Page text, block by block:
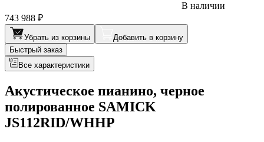
В наличии
743 988 ₽
Убрать из корзины
Добавить в корзину
Быстрый заказ
Все характеристики
Акустическое пианино, черное
полированное SAMICK
JS112RID/WHHP